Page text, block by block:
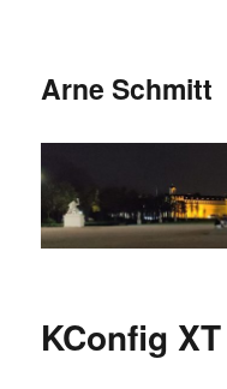
Arne Schmitt
KConfig